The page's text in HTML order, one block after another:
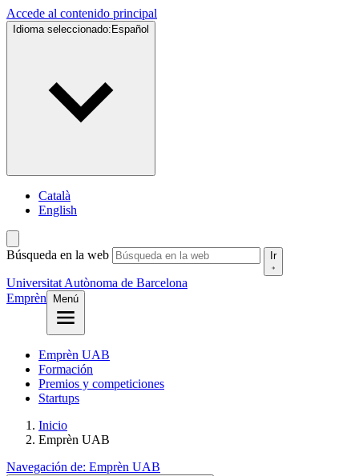
Accede al contenido principal
Idioma seleccionado: Español
Català
English
Búsqueda en la web Ir
Universitat Autònoma de Barcelona
Emprèn
Menú
Emprèn UAB
Formación
Premios y competiciones
Startups
Inicio
Emprèn UAB
Navegación de: Emprèn UAB